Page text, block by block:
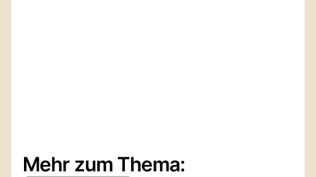
Mehr zum Thema: